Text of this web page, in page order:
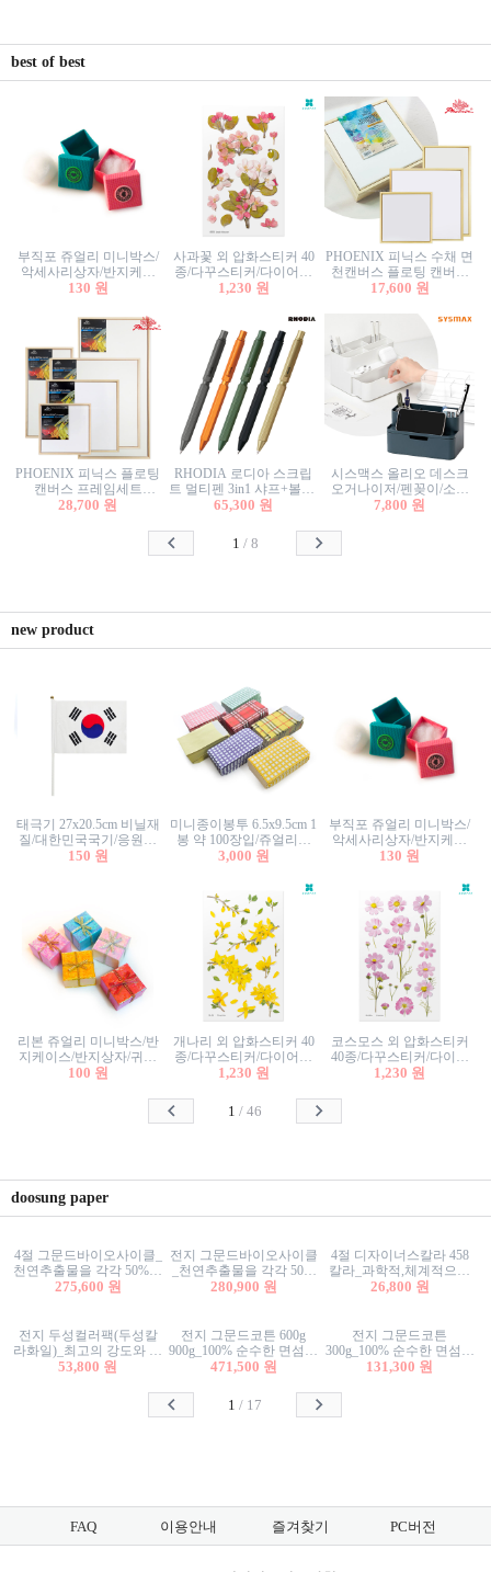
best of best
부직포 쥬얼리 미니박스/
악세사리상자/반지케이
스/반지상자/귀걸이상자/
130 원
사과꽃 외 압화스티커 40
종/다꾸스티커/다이어리
꾸미기/꽃스티커/자연물
1,230 원
PHOENIX 피닉스 수채 면
천캔버스 플로팅 캔버스
프레임세트 30x30cm/액자
17,600 원
PHOENIX 피닉스 플로팅
캔버스 프레임세트
50x50cm/액자캔버스/인테
28,700 원
RHODIA 로디아 스크립
트 멀티펜 3in1 샤프+볼펜/
무광택 알루미늄 육각배
65,300 원
시스맥스 올리오 데스크
오거나이저/펜꽂이/소품
꽂이/소품함/정리함/수납
7,800 원
1 / 8
new product
태극기 27x20.5cm 비닐재
질/대한민국국기/응원깃
발/행사깃발
150 원
미니종이봉투 6.5x9.5cm 1
봉 약 100장입/쥬얼리봉
투/증명사진봉투/악세사
3,000 원
부직포 쥬얼리 미니박스/
악세사리상자/반지케이
스/반지상자/귀걸이상자/
130 원
리본 쥬얼리 미니박스/반
지케이스/반지상자/귀걸
이상자/귀걸이박스/악세
100 원
개나리 외 압화스티커 40
종/다꾸스티커/다이어리
꾸미기/꽃스티커/자연물
1,230 원
코스모스 외 압화스티커
40종/다꾸스티커/다이어
리꾸미기/꽃스티커/자연
1,230 원
1 /46
doosung paper
4절 그문드바이오사이클_
천연추출물을 각각 50%이
상 함유한 친환경그래픽
275,600 원
전지 그문드바이오사이클
_천연추출물을 각각 50%
이상 함유한 친환경그래
280,900 원
4절 디자이너스칼라 458
칼라_과학적,체계적으로
분류된 200색을 갖춘 색지
26,800 원
전지 두성컬러팩(두성칼
라화일)_최고의 강도와 평
활성을 지닌 다양한 컬러
53,800 원
전지 그문드코튼 600g
900g_100% 순수한 면섬유
로 만든 친환경프리미엄
471,500 원
전지 그문드코튼
300g_100% 순수한 면섬유
로 만든 친환경프리미엄
131,300 원
1 / 17
FAQ 이용안내 즐겨찾기 PC버전